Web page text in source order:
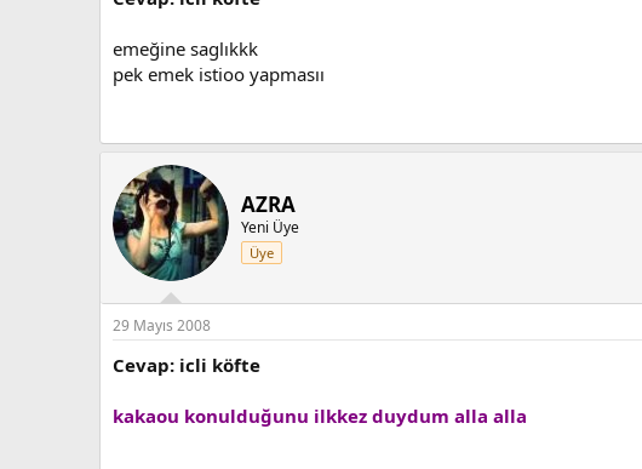
emeğine saglıkkk
pek emek istioo yapmasıı
AZRA
Yeni Üye
Üye
29 Mayıs 2008
Cevap: icli köfte
kakaou konulduğunu ilkkez duydum alla alla